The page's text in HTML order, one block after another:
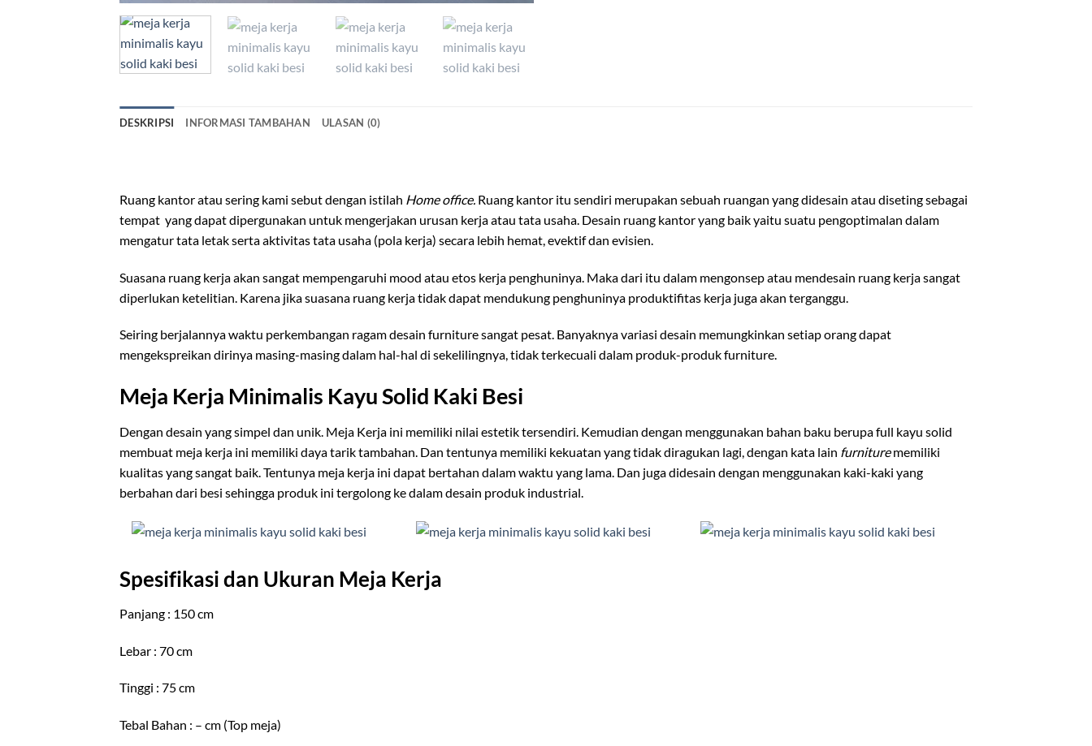
DESKRIPSI INFORMASI TAMBAHAN ULASAN (0)
Ruang kantor atau sering kami sebut dengan istilah Home office. Ruang kantor itu sendiri merupakan sebuah ruangan yang didesain atau diseting sebagai
tempat yang dapat dipergunakan untuk mengerjakan urusan kerja atau tata usaha. Desain ruang kantor yang baik yaitu suatu pengoptimalan dalam
mengatur tata letak serta aktivitas tata usaha (pola kerja) secara lebih hemat, evektif dan evisien.
Suasana ruang kerja akan sangat mempengaruhi mood atau etos kerja penghuninya. Maka dari itu dalam mengonsep atau mendesain ruang kerja sangat
diperlukan ketelitian. Karena jika suasana ruang kerja tidak dapat mendukung penghuninya produktifitas kerja juga akan terganggu.
Seiring berjalannya waktu perkembangan ragam desain furniture sangat pesat. Banyaknya variasi desain memungkinkan setiap orang dapat
mengekspreikan dirinya masing-masing dalam hal-hal di sekelilingnya, tidak terkecuali dalam produk-produk furniture.
Meja Kerja Minimalis Kayu Solid Kaki Besi
Dengan desain yang simpel dan unik. Meja Kerja ini memiliki nilai estetik tersendiri. Kemudian dengan menggunakan bahan baku berupa full kayu solid
membuat meja kerja ini memiliki daya tarik tambahan. Dan tentunya memiliki kekuatan yang tidak diragukan lagi, dengan kata lain furniturememiliki
kualitas yang sangat baik. Tentunya meja kerja ini dapat bertahan dalam waktu yang lama. Dan juga didesain dengan menggunakan kaki-kaki yang
berbahan dari besi sehingga produk ini tergolong ke dalam desain produk industrial.
Spesifikasi dan Ukuran Meja Kerja
Panjang : 150 cm
Lebar : 70 cm
Tinggi : 75 cm
Tebal Bahan : – cm (Top meja)